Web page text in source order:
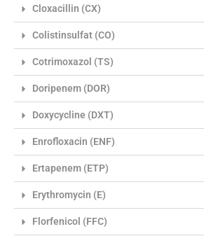
Cloxacillin (CX)
Colistinsulfat (CO)
Cotrimoxazol (TS)
Doripenem (DOR)
Doxycycline (DXT)
Enrofloxacin (ENF)
Ertapenem (ETP)
Erythromycin (E)
Florfenicol (FFC)